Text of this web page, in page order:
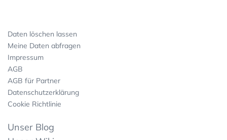
Daten löschen lassen
Meine Daten abfragen
Impressum
AGB
AGB für Partner
Datenschutzerklärung
Cookie Richtlinie
Unser Blog